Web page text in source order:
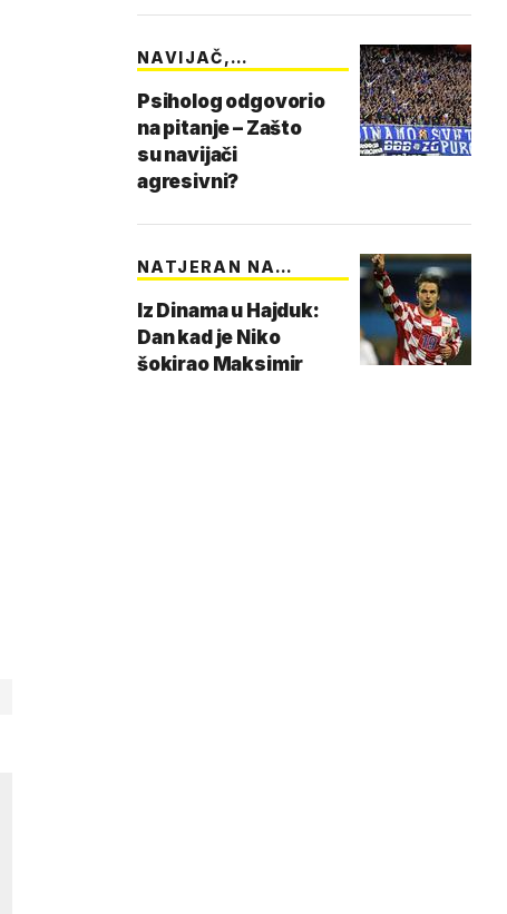
NAVIJAČ,
Psiholog odgovorio
na pitanje – Zašto
su navijači
agresivni?
NATJERAN NA
Iz Dinama u Hajduk:
Dan kad je Niko
šokirao Maksimir